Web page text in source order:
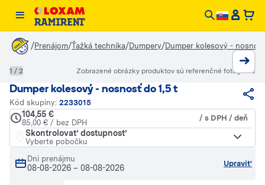
/Prenájom/Ťažká technika/Dumpery/Dumper kolesový -
Dumper kolesový - nosnosť do 1,5 t
Kód skupiny: 2233015
104,55 €
85,00 € / bez DPH
/ s DPH / deň
Skontrolovať dostupnosť
Vyberte pobočku
Dni prenájmu
08-08-2026 – 08-08-2026 Upraviť
1 / 2 Zobrazené obrázky produktov sú referenčné fotografie